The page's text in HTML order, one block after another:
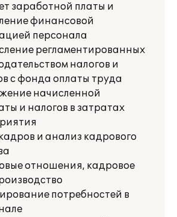
заработной платы и
финансовой
персонала
регламентированных
налогов и
с фонда оплаты труда
начисленной
и налогов в затратах
и анализ кадрового
отношения, кадровое
потребностей в